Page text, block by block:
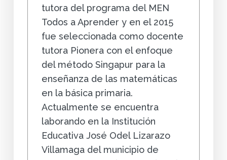
tutora del programa del MEN
Todos a Aprender y en el 2015
fue seleccionada como docente
tutora Pionera con el enfoque
del método Singapur para la
enseñanza de las matemáticas
en la básica primaria.
Actualmente se encuentra
laborando en la Institución
Educativa José Odel Lizarazo
Villamaga del municipio de